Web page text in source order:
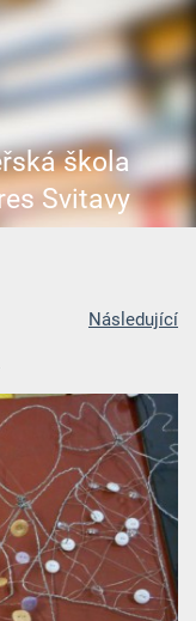
škola
Svitavy
Následující